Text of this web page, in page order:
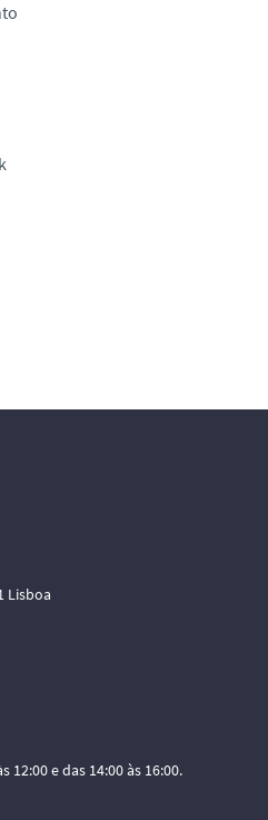
Lisboa
12:00 e das 14:00 às 16:00.